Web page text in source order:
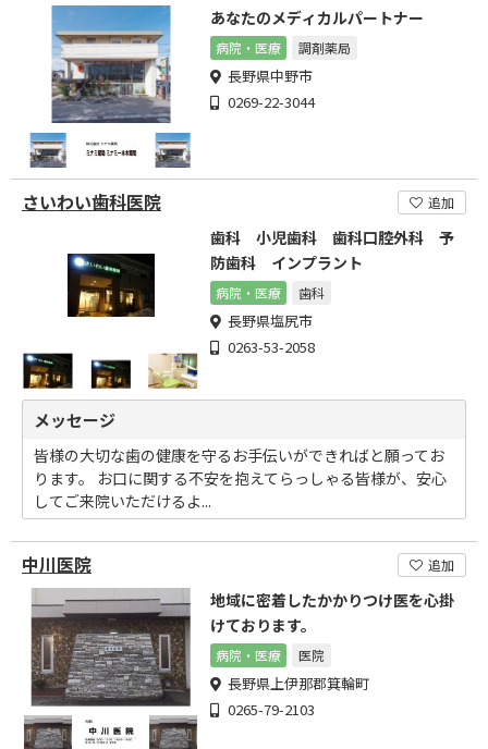
あなたのメディカルパートナー
病院・医療 調剤薬局
長野県中野市
0269-22-3044
さいわい歯科医院 追加
歯科 小児歯科 歯科口腔外科 予
防歯科 インプラント
病院・医療 歯科
長野県塩尻市
0263-53-2058
メッセージ
皆様の大切な歯の健康を守るお手伝いができればと願ってお
ります。 お口に関する不安を抱えてらっしゃる皆様が、安心
してご来院いただけるよ...
中川医院 追加
地域に密着したかかりつけ医を心掛
けております。
病院・医療 医院
長野県上伊那郡箕輪町
0265-79-2103